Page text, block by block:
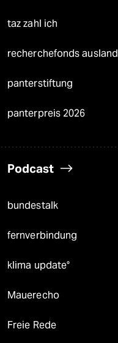
taz zahl ich
recherchefonds ausland
panterstiftung
panterpreis 2026
Podcast
bundestalk
fernverbindung
klima update°
Mauerecho
Freie Rede